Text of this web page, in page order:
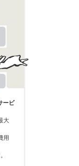
ービ
大
用